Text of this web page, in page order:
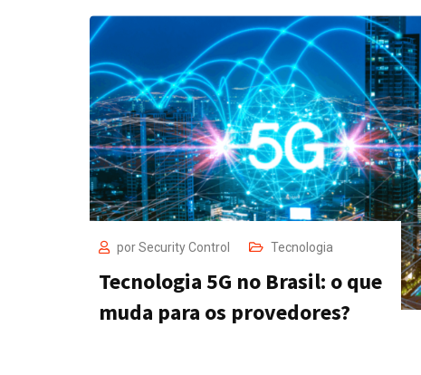
porSecurity Control Tecnologia
Tecnologia 5G no Brasil: o que
muda para os provedores?